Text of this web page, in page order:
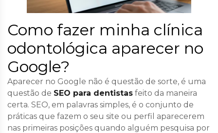
Como fazer minha clínica
odontológica aparecer no
Google?
Aparecer no Google não é questão de sorte, é uma
questão de SEO para dentistas feito da maneira
certa. SEO, em palavras simples, é o conjunto de
práticas que fazem o seu site ou perfil aparecerem
nas primeiras posições quando alguém pesquisa por